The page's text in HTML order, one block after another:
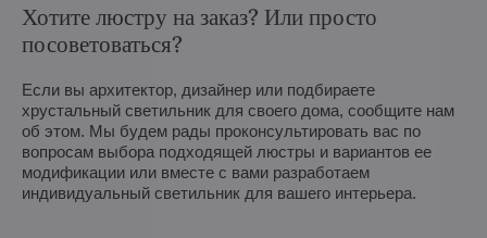
Хотите люстру на заказ? Или просто
посоветоваться?
Если вы архитектор, дизайнер или подбираете
хрустальный светильник для своего дома, сообщите нам
об этом. Мы будем рады проконсультировать вас по
вопросам выбора подходящей люстры и вариантов ее
модификации или вместе с вами разработаем
индивидуальный светильник для вашего интерьера.